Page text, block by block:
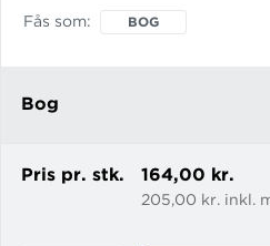
historien og
Fås som BOG
Bog
Pris pr. stk. 164,00 kr.
205,00 kr. inkl.